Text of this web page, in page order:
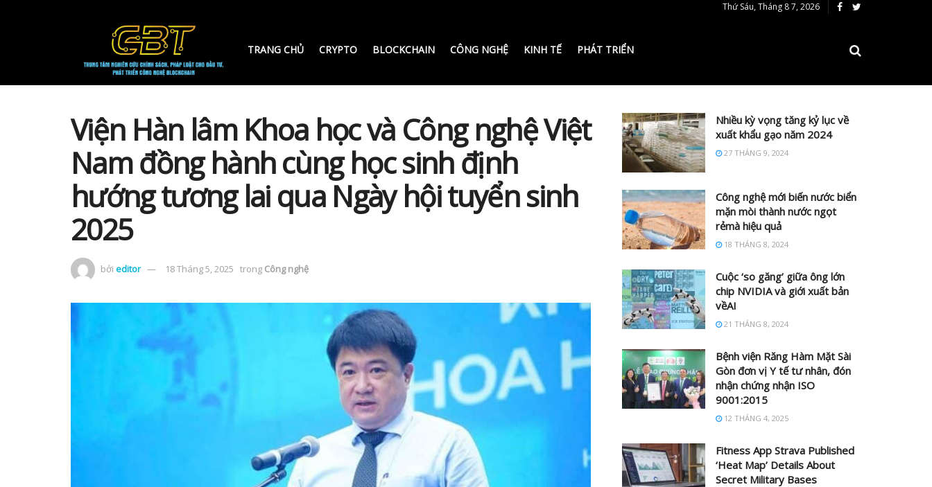
Thứ Sáu, Tháng 8 7, 2026
TRANG CHỦ CRYPTO BLOCKCHAIN CÔNG NGHỆ KINH TẾ PHÁT TRIỂN
Viện Hàn lâm Khoa học và Công nghệ Việt
Nam đồng hành cùng học sinh định
hướng tương lai qua Ngày hội tuyển sinh
2025
bởi editor 18 Tháng 5, 2025 trong Công nghệ
Nhiều kỳ vọng tăng kỷ lục về
xuất khẩu gạo năm 2024
27 THÁNG 9, 2024
Công nghệ mới biến nước biển
mặn mòi thành nước ngọt
rẻmà hiệu quả
18 THÁNG 8, 2024
Cuộc ‘so găng’ giữa ông lớn
chip NVIDIA và giới xuất bản
vềAI
21 THÁNG 8, 2024
Bệnh viện Răng Hàm Mặt Sài
Gòn đơn vị Y tế tư nhân, đón
nhận chứng nhận ISO
9001:2015
12 THÁNG 4, 2025
Fitness App Strava Published
‘Heat Map’ Details About
Secret Military Bases